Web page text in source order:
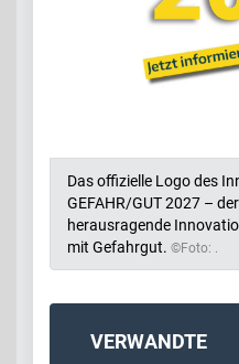
Das offizielle Logo des
GEFAHR/GUT 2027 –
herausragende
mit Gefahrgut. ©Foto: .
VERWANDTE